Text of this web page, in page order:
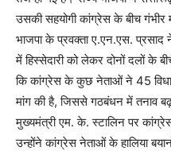
उसकी सहयोगी कांग्रेस के बीच गंभीर
भाजपा के प्रवक्ता ए.एन.एस. प्रसाद
में हिस्सेदारी को लेकर दोनों दलों के
कि कांग्रेस के कुछ नेताओं ने 45
मांग की है, जिससे गठबंधन में तनाव
मुख्यमंत्री एम. के. स्टालिन पर
उन्होंने कांग्रेस नेताओं के हालिया